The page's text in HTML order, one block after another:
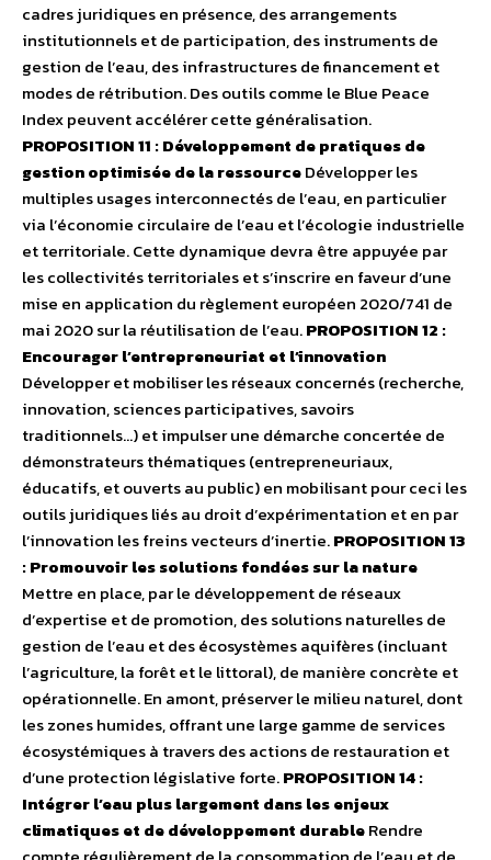
cadres juridiques en présence, des arrangements
institutionnels et de participation, des instruments de
gestion de l’eau, des infrastructures de financement et
modes de rétribution. Des outils comme le Blue Peace
Index peuvent accélérer cette généralisation.
PROPOSITION 11 : Développement de pratiques de
gestion optimisée de la ressourceDévelopper les
multiples usages interconnectés de l’eau, en particulier
via l’économie circulaire de l’eau et l’écologie industrielle
et territoriale. Cette dynamique devra être appuyée par
les collectivités territoriales et s’inscrire en faveur d’une
mise en application du règlement européen 2020/741 de
mai 2020 sur la réutilisation de l’eau.PROPOSITION 12 :
Encourager l’entrepreneuriat et l’innovation
Développer et mobiliser les réseaux concernés (recherche,
innovation, sciences participatives, savoirs
traditionnels…) et impulser une démarche concertée de
démonstrateurs thématiques (entrepreneuriaux,
éducatifs, et ouverts au public) en mobilisant pour ceci les
outils juridiques liés au droit d’expérimentation et en par
l’innovation les freins vecteurs d’inertie.PROPOSITION 13
: Promouvoir les solutions fondées sur la nature
Mettre en place, par le développement de réseaux
d’expertise et de promotion, des solutions naturelles de
gestion de l’eau et des écosystèmes aquifères (incluant
l’agriculture, la forêt et le littoral), de manière concrète et
opérationnelle. En amont, préserver le milieu naturel, dont
les zones humides, offrant une large gamme de services
écosystémiques à travers des actions de restauration et
d’une protection législative forte.PROPOSITION 14 :
Intégrer l’eau plus largement dans les enjeux
climatiques et de développement durableRendre